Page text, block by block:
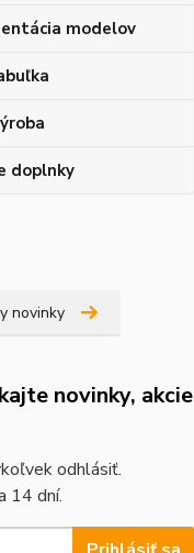
modelov
doplnky
novinky
novinky, akcie
odhlásiť.
14 dní.